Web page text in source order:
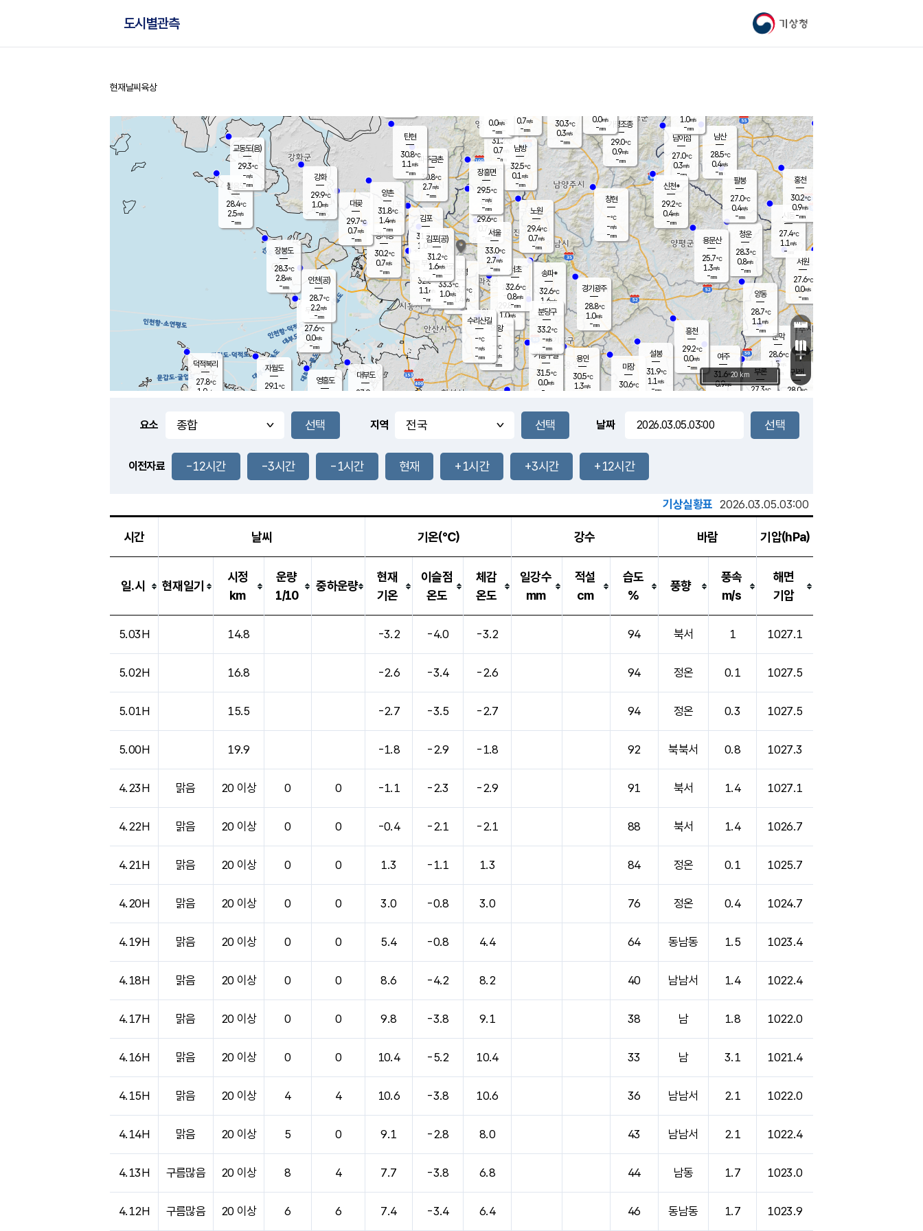
기상청
도시별관측
홈
현재날씨 육상
풍도
0.9m/s
문막
28.6℃
1.5m/s
mm
남이섬
27.0℃
0.3m/s
-mm
무의도
27.6℃
0.0m/s
-mm
영흥도
볼음도
28.4℃
2.5m/s
-mm
자월도
29.1℃
양주
31.2℃
0.7
-mm
부론
27.3℃
과천
29.8℃
1.0m/s
- mm
남산
28.5℃
0.4m/s
-mm
장봉도
28.3℃
2.8m/s
-mm
-mm
청운
28.3℃
0.8m/s
-mm
팔봉
27.0℃
0.4m/s
-mm
-mm
용인
30.5℃
1.3m/s
여주
31.6℃
0.9m/s
양동
28.7℃
1.1m/s
-mm
경기광주
28.8℃
1.0m/s
-mm
장호원
1.0m/s
-mm
27.8
℃
대부도
27.9
-
경서동
30.2℃
0.7m/s
-mm
파주금촌
30.8℃
2.7m/s
-mm
가평조종
29.0℃
0.9m/s
-mm
30.3℃
0.3m/s
-mm
대곶
29.7℃
0.7m/s
-mm
신천*
29.2℃
0.4m/s
-mm
창현
-℃
-m/s
-mm
탄현
30.8℃
1.1 m/s
-mm
0.0m/s
-mm
33.1℃
2.1m/s
-mm
흥천
29.2℃
0.0m/s
-mm
마장
30.6℃
의왕
- ℃
-m/s
-mm
김포
31.7℃
1.0 m/s
mm
설봉
31.9℃
1.1 m/s
-mm
광명
33.7 ℃
1.4 m/s
-mm
부천
32.6℃
1.1 m/s
-mm
-mm
양촌
31.8℃
1.4m/s
-mm
구로
33.3℃
1.0m/s
-mm
은평
29.6℃
0.7 m/s
- mm
노원
29.4℃
0.7m/s
-mm
송파*
32.6℃
1.6m/s
-mm
서초
32.6℃
0.8m/s
-mm
남방
32.5℃
0.1 m/s
-mm
기흥구갈
31.5℃
0.0m/s
-
수리산길
-℃
-m/s
-mm
분당구
33.2℃
-m/s
-mm
장흥면
29.5℃
-m/s
-mm
0.0m/s
-mm
시동
27.4℃
1.1 m/s
- mm
귀래
28.0℃
서원
27.6℃
0.0m/s
-mm
용문산
25.7℃
1.3m/s
-mm
덕적북리
27.8℃
1.0m/s
홍천
30.2℃
0.9m/s
-mm
강화
29.9℃
1.0m/s
-mm
인천(공)
28.7℃
2.2m/s
-mm
김포(공)
31.2℃
1.6m/s
-mm
서울
33.0℃
2.7m/s
-mm
0.7m/s
-mm
교동도(음)
29.3℃
-m/s
-mm
+
−
20 km
요소 지역 날짜
이전자료 -12시간 -3시간 -1시간 현재 +1시간 +3시간 +12시간
기상실황표 2026.03.05.03:00
시간 날씨 기온(℃) 강수 바람 기압(hPa)
일.시 현재일기
시정
km
운량
1/10
중하운량
현재
기온
이슬점
온도
체감
온도
일강수
mm
적설
cm
습도
%
풍향
풍속
m/s
해면
기압
5.03H 14.8 -3.2 -4.0 -3.2 94 북서 1 1027.1
5.02H 16.8 -2.6 -3.4 -2.6 94 정온 0.1 1027.5
5.01H 15.5 -2.7 -3.5 -2.7 94 정온 0.3 1027.5
5.00H 19.9 -1.8 -2.9 -1.8 92 북북서 0.8 1027.3
4.23H 맑음 20 이상 0 0 -1.1 -2.3 -2.9 91 북서 1.4 1027.1
4.22H 맑음 20 이상 0 0 -0.4 -2.1 -2.1 88 북서 1.4 1026.7
4.21H 맑음 20 이상 0 0 1.3 -1.1 1.3 84 정온 0.1 1025.7
4.20H 맑음 20 이상 0 0 3.0 -0.8 3.0 76 정온 0.4 1024.7
4.19H 맑음 20 이상 0 0 5.4 -0.8 4.4 64 동남동 1.5 1023.4
4.18H 맑음 20 이상 0 0 8.6 -4.2 8.2 40 남남서 1.4 1022.4
4.17H 맑음 20 이상 0 0 9.8 -3.8 9.1 38 남 1.8 1022.0
4.16H 맑음 20 이상 0 0 10.4 -5.2 10.4 33 남 3.1 1021.4
4.15H 맑음 20 이상 4 4 10.6 -3.8 10.6 36 남남서 2.1 1022.0
4.14H 맑음 20 이상 5 0 9.1 -2.8 8.0 43 남남서 2.1 1022.4
4.13H 구름많음 20 이상 8 4 7.7 -3.8 6.8 44 남동 1.7 1023.0
4.12H 구름많음 20 이상 6 6 7.4 -3.4 6.4 46 동남동 1.7 1023.9